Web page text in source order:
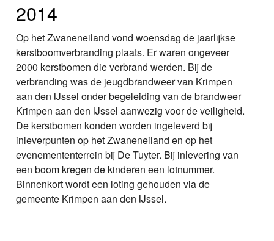
2014
Op het Zwaneneiland vond woensdag de jaarlijkse
kerstboomverbranding plaats. Er waren ongeveer
2000 kerstbomen die verbrand werden. Bij de
verbranding was de jeugdbrandweer van Krimpen
aan den IJssel onder begeleiding van de brandweer
Krimpen aan den IJssel aanwezig voor de veiligheid.
De kerstbomen konden worden ingeleverd bij
inleverpunten op het Zwaneneiland en op het
evenemententerrein bij De Tuyter. Bij inlevering van
een boom kregen de kinderen een lotnummer.
Binnenkort wordt een loting gehouden via de
gemeente Krimpen aan den IJssel.